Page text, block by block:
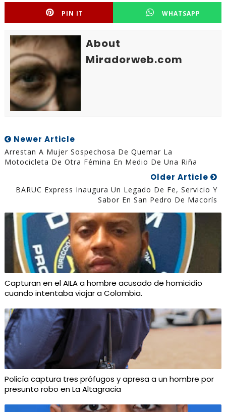
PIN IT WHATSAPP
About
Miradorweb.com
Newer Article
Arrestan A Mujer Sospechosa De Quemar La
Motocicleta De Otra Fémina En Medio De Una Riña
Older Article
BARUC Express Inaugura Un Legado De Fe, Servicio Y
Sabor En San Pedro De Macorís
Capturan en el AILA a hombre acusado de homicidio
cuando intentaba viajar a Colombia.
Policía captura tres prófugos y apresa a un hombre por
presunto robo en La Altagracia